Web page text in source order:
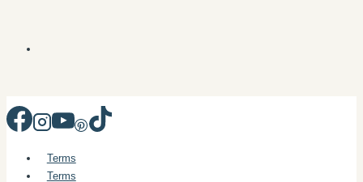
Terms
Terms